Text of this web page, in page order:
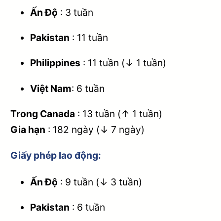
Ấn Độ : 3 tuần
Pakistan : 11 tuần
Philippines : 11 tuần (↓ 1 tuần)
Việt Nam: 6 tuần
Trong Canada : 13 tuần (↑ 1 tuần)
Gia hạn : 182 ngày (↓ 7 ngày)
Giấy phép lao động:
Ấn Độ : 9 tuần (↓ 3 tuần)
Pakistan : 6 tuần